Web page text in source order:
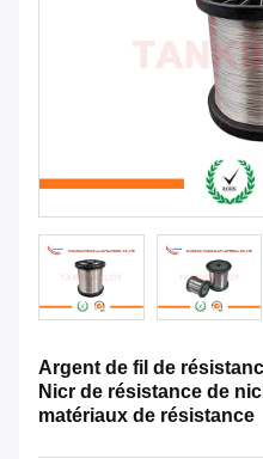
Argent de fil de
Nicr de résistance de
matériaux de résistance